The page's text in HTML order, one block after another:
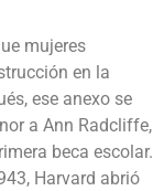
mujeres
en la
ese anexo se
a Ann Radcliffe,
beca escolar.
Harvard abrió